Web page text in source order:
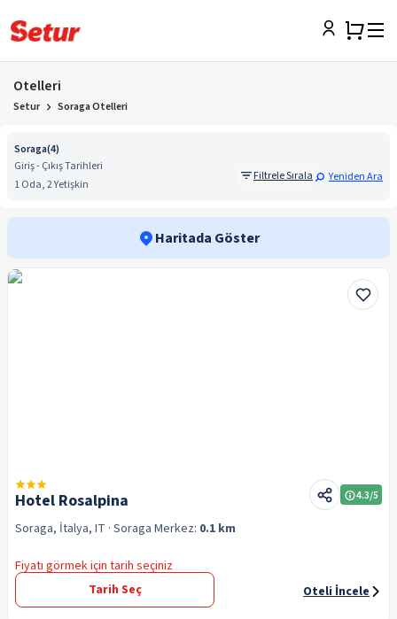
Otelleri
Setur Soraga Otelleri
Soraga(4)
Giriş - Çıkış Tarihleri
1 Oda, 2 Yetişkin
Filtrele Sırala Yeniden Ara
Haritada Göster
Hotel Rosalpina 4.3/5
Soraga, İtalya, IT · Soraga Merkez: 0.1 km
Fiyatı görmek için tarih seçiniz
Tarih Seç
Oteli İncele